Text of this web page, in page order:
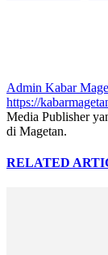
Admin Kabar
https://
Media Publisher
di Magetan.
RELATED